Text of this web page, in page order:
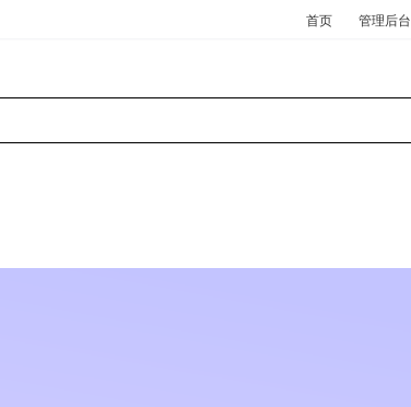
首页 管理后台